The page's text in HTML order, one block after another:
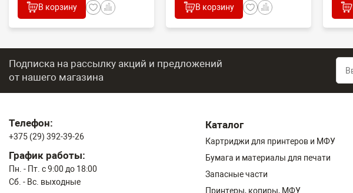
В корзину В корзину
Подписка на рассылку акций и предложений
от нашего магазина
Телефон:
+375 (29) 392-39-26
График работы:
Пн. - Пт. с 9:00 до 18:00
Сб. - Вс. выходные
Каталог
Картриджи для принтеров и МФУ
Бумага и материалы для печати
Запасные части
Принтеры, копиры, МФУ